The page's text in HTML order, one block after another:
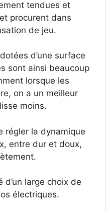
tendues et
procurent dans
de jeu.
d’une surface
sont ainsi beaucoup
lorsque les
on a un meilleur
moins.
régler la dynamique
entre dur et doux,
d’un large choix de
électriques.